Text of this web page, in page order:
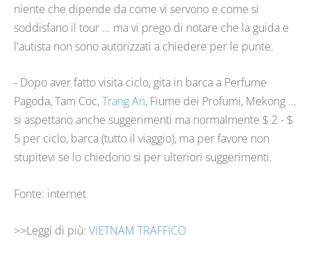
niente che dipende da come vi servono e come si
soddisfano il tour ... ma vi prego di notare che la guida e
l'autista non sono autorizzati a chiedere per le punte.
- Dopo aver fatto visita ciclo, gita in barca a Perfume
Pagoda, Tam Coc,Trang An, Fiume dei Profumi, Mekong ...
si aspettano anche suggerimenti ma normalmente $ 2 - $
5 per ciclo, barca (tutto il viaggio), ma per favore non
stupitevi se lo chiedono si per ulteriori suggerimenti.
Fonte: internet
>>Leggi di più: VIETNAM TRAFFICO